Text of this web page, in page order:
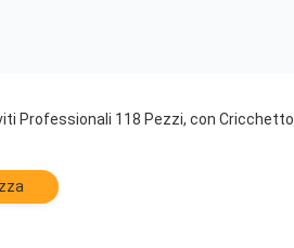
Professionali 118 Pezzi, con Cricchetto